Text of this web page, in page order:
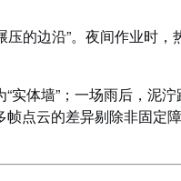
压的边沿”。夜间作业时，
体墙”；一场雨后，泥泞
点云的差异剔除非固定